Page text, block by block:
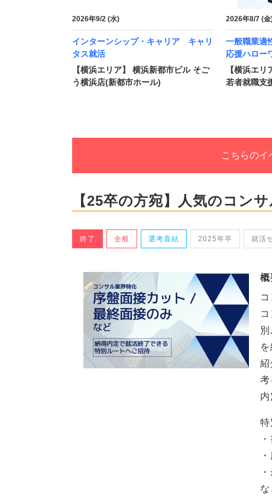
2026年9/2 (水)
インターンシップ・キャリア キャリ
タス就活
【横浜エリア】 横浜新都市ビル そご
う横浜店(新都市ホール)
2026年8/7 (金
一般職業適
応援ハロー
【横浜エ
若者就職支
こちらのイ
【25卒の方宛】人気のコン
終了 全般 選考直結 2025年卒 就活
概
紹
考
内
特
な